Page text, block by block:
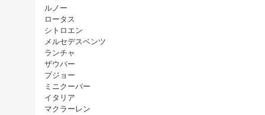
ルノー
ロータス
シトロエン
メルセデスベンツ
ランチャ
ザウバー
プジョー
ミニクーパー
イタリア
マクラーレン